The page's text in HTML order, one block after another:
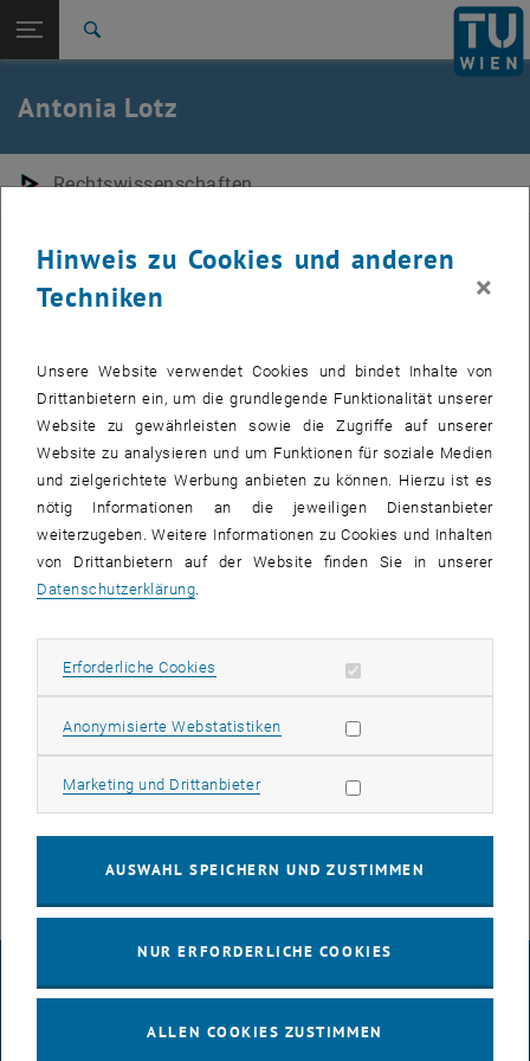
TU Login
Quicklinks
Quicklinks-Menü umschalten
Studium
Karriere
Zur 1. Menü Ebene
E280-01-Forschungsbereich Rechtswissenschaften
Antonia Lotz
Antonia Lotz
Rechtswissenschaften
Studentische Mitarbeiterin
Berufliche Erfahrungen konnte Sie bereits in einem Planungsbüro für
örtliche Raumplanung in Tirol sammeln.
E-Mail:antonia.lotz[at]tuwien.ac.at
Telefon: +43 1 58801 280104
IMPRESSUM
Hinweis zu Cookies und anderen
Techniken
×
Unsere Website verwendet Cookies und bindet Inhalte von
Drittanbietern ein, um die grundlegende Funktionalität unserer
Website zu gewährleisten sowie die Zugriffe auf unserer
Website zu analysieren und um Funktionen für soziale Medien
und zielgerichtete Werbung anbieten zu können. Hierzu ist es
nötig Informationen an die jeweiligen Dienstanbieter
weiterzugeben. Weitere Informationen zu Cookies und Inhalten
von Drittanbietern auf der Website finden Sie in unserer
Datenschutzerklärung
Erforderliche Cookies Erforderliche Cookies zulassen
Anonymisierte WebstatistikenStatistik Cookies zulassen
Marketing und DrittanbieterMarketing Cookies zulassen
AUSWAHL SPEICHERN UND ZUSTIMMEN
NUR ERFORDERLICHE COOKIES
ALLEN COOKIES ZUSTIMMEN